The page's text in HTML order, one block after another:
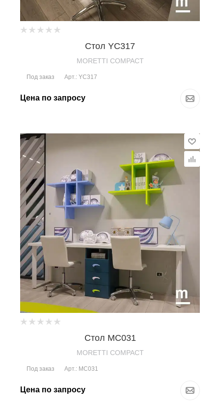
Стол YC317
MORETTI COMPACT
Под заказ Арт.: YC317
Цена по запросу
Стол MC031
MORETTI COMPACT
Под заказ Арт.: MC031
Цена по запросу